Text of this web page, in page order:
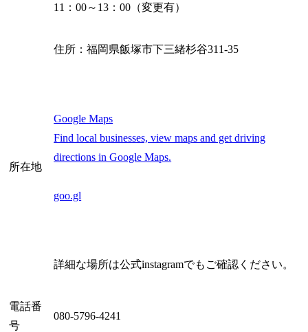
11：00～13：00（変更有）
所在地
住所：福岡県飯塚市下三緒杉谷311-35
Google Maps
Find local businesses, view maps and get driving
directions in Google Maps.
goo.gl
詳細な場所は公式instagramでもご確認ください。
電話番
号
080-5796-4241